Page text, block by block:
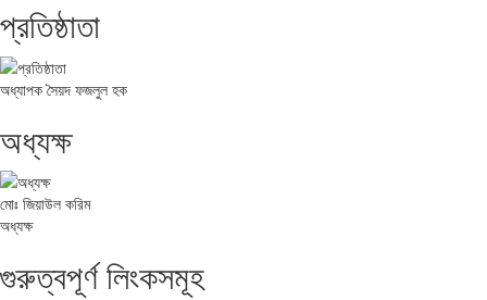
প্রতিষ্ঠাতা
অধ্যাপক সৈয়দ ফজলুল হক
অধ্যক্ষ
মোঃ জিয়াউল করিম
অধ্যক্ষ
গুরুত্বপূর্ণ লিংকসমূহ